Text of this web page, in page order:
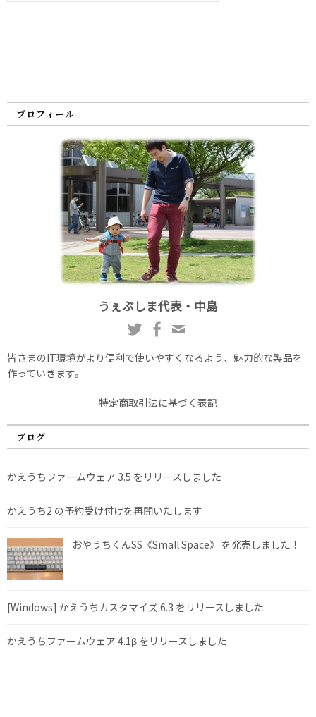
プロフィール
うぇぶしま代表・中島
皆さまのIT環境がより便利で使いやすくなるよう、魅力的な製品を
作っていきます。
特定商取引法に基づく表記
ブログ
かえうちファームウェア 3.5 をリリースしました
かえうち2 の予約受け付けを再開いたします
おやうちくんSS《Small Space》 を発売しました！
[Windows] かえうちカスタマイズ 6.3 をリリースしました
かえうちファームウェア 4.1β をリリースしました